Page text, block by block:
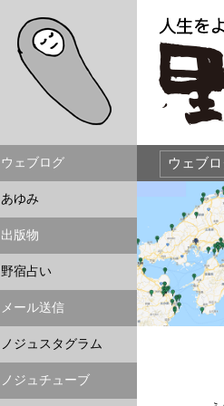
ウェブログ
あゆみ
出版物
野宿占い
メール送信
ノジュスタグラム
ノジュチューブ